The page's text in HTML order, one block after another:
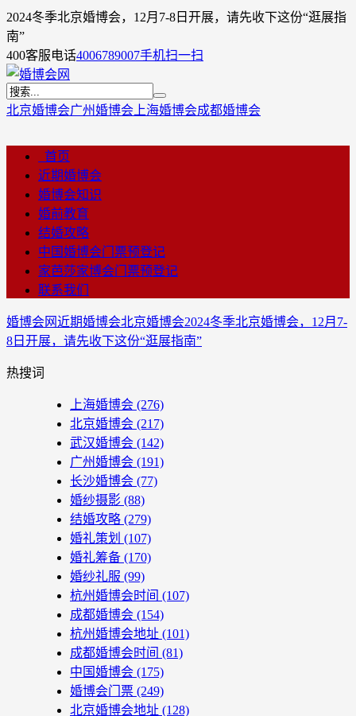
2024冬季北京婚博会，12月7-8日开展，请先收下这份“逛展指
南”
400客服电话4006789007手机扫一扫
北京婚博会广州婚博会 上海婚博会成都婚博会
首页
近期婚博会
婚博会知识
婚前教育
结婚攻略
中国婚博会门票预登记
家芭莎家博会门票预登记
联系我们
婚博会网近期婚博会北京婚博会2024冬季北京婚博会，12月7-
8日开展，请先收下这份“逛展指南”
热搜词
上海婚博会 (276)
北京婚博会 (217)
武汉婚博会 (142)
广州婚博会 (191)
长沙婚博会 (77)
婚纱摄影 (88)
结婚攻略 (279)
婚礼策划 (107)
婚礼筹备 (170)
婚纱礼服 (99)
杭州婚博会时间 (107)
成都婚博会 (154)
杭州婚博会地址 (101)
成都婚博会时间 (81)
中国婚博会 (175)
婚博会门票 (249)
北京婚博会地址 (128)